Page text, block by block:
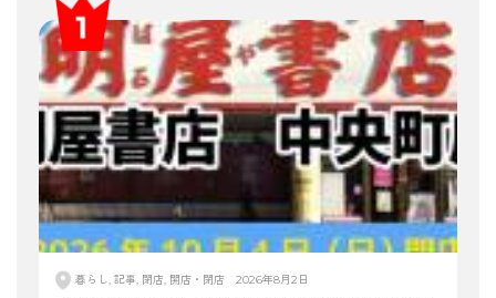
暮らし, 記事, 閉店, 開店・閉店 2026年8月2日